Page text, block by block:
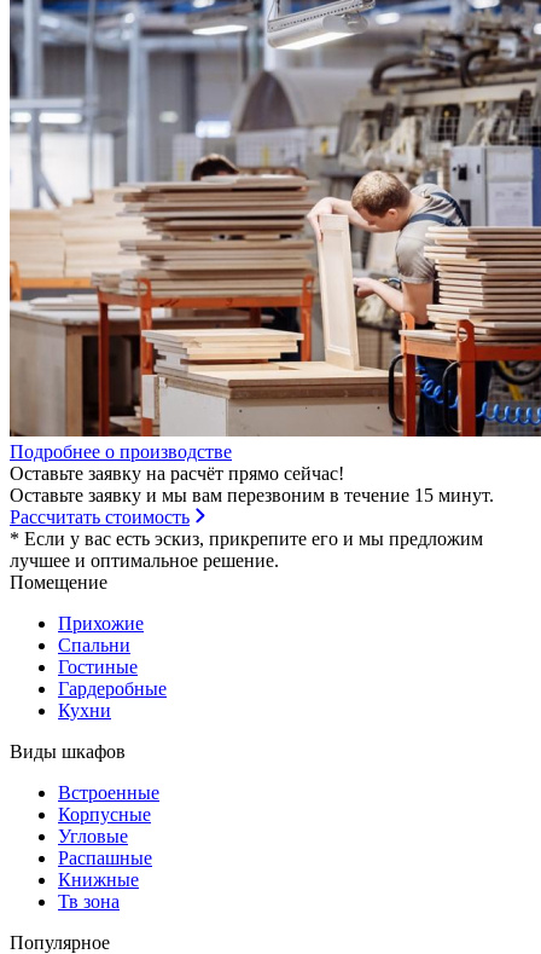
Подробнее о производстве
Оставьте заявку на расчёт прямо сейчас!
Оставьте заявку и мы вам перезвоним в течение 15 минут.
Рассчитать стоимость
* Если у вас есть эскиз, прикрепите его и мы предложим
лучшее и оптимальное решение.
Помещение
Прихожие
Спальни
Гостиные
Гардеробные
Кухни
Виды шкафов
Встроенные
Корпусные
Угловые
Распашные
Книжные
Тв зона
Популярное